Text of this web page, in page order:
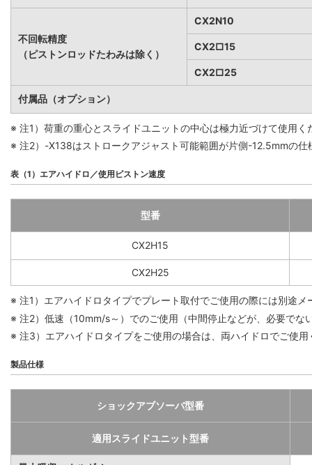
不回転精度
（ピストンロッドたわみは除く）
CX2N10
CX2□15
CX2□25
付属品（オプション）
※ 注1）荷重の重心とスライドユニットの中心は極力近づけて使用
※ 注2）-X138はストロークアジャスト可能範囲が片側-12.5mmの仕
表（1）エアハイドロ／使用ピストン速度
型番
CX2H15
CX2H25
※ 注1）エアハイドロタイプでプレート取付でご使用の際には別途メ
※ 注2）低速（10mm/s～）でのご使用（中間停止などが、必要で
※ 注3）エアハイドロタイプをご使用の場合は、両ハイドロでご使用
製品仕様
ショックアブソーバ型番
適用スライドユニット型番